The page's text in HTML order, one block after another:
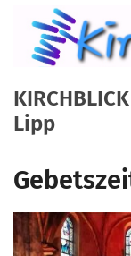
Zum Inhalt
Lipp